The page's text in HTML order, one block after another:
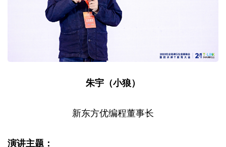
朱宇（小狼）
新东方优编程董事长
演讲主题：